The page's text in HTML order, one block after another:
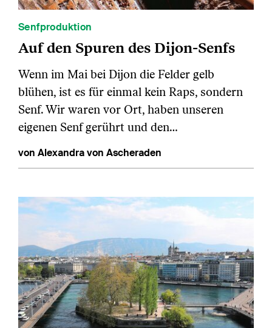
Senfproduktion
Auf den Spuren des Dijon-Senfs
Wenn im Mai bei Dijon die Felder gelb
blühen, ist es für einmal kein Raps, sondern
Senf. Wir waren vor Ort, haben unseren
eigenen Senf gerührt und den…
von Alexandra von Ascheraden